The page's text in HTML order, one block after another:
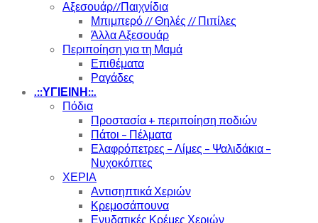
Αξεσουάρ//Παιχνίδια
Μπιμπερό // Θηλές // Πιπίλες
Άλλα Αξεσουάρ
Περιποίηση για τη Μαμά
Επιθέματα
Ραγάδες
.::ΥΓΙΕΙΝΗ::.
Πόδια
Προστασία + περιποίηση ποδιών
Πάτοι – Πέλματα
Ελαφρόπετρες – Λίμες – Ψαλιδάκια –
Νυχοκόπτες
ΧΕΡΙΑ
Αντισηπτικά Χεριών
Κρεμοσάπουνα
Ενυδατικές Κρέμες Χεριών